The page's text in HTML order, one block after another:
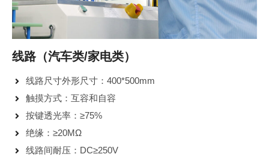
线路（汽车类/家电类）
线路尺寸外形尺寸：400*500mm
触摸方式：互容和自容
按键透光率：≥75%
绝缘：≥20MΩ
线路间耐压：DC≥250V